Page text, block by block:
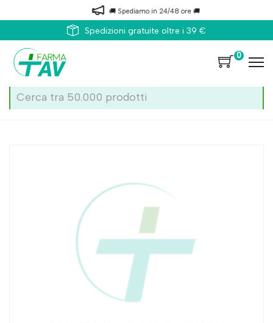
🚚 Spediamo in 24/48 ore 🚚
Spedizioni gratuite oltre i 39 €
0